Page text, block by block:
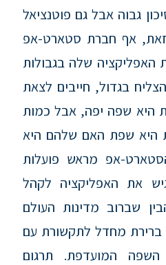
גבוה אבל גם פוטנציאל
אף חברת סטארט-אפ
שלה בגבולות
בגדול, חייבים לצאת
היא שפה יפה, אבל כמות
היא שפת האם שלהם היא
אפ מראש פועלות
את האפליקציה לקהל
שברוב מדינות העולם
ברירת מחדל לתקשורת עם
המועדפת. תרגום